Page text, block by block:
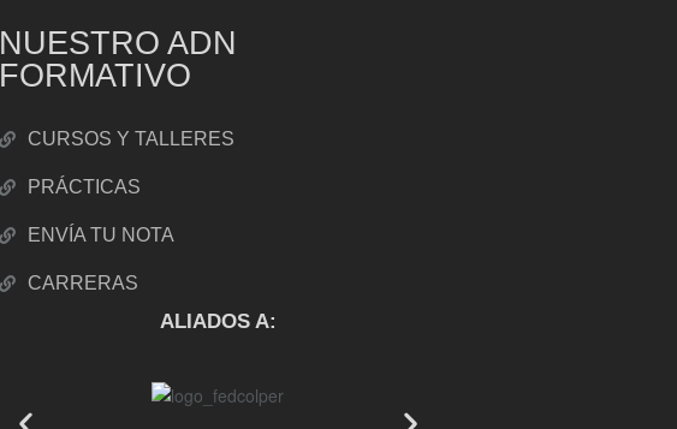
NUESTRO ADN
FORMATIVO
CURSOS Y TALLERES
PRÁCTICAS
ENVÍA TU NOTA
CARRERAS
ALIADOS A: